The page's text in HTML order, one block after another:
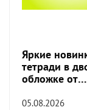
Яркие
тетради в
обложке от
05.08.2026